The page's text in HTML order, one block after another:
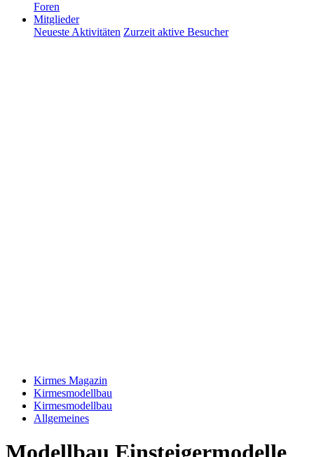
Foren
Mitglieder
Neueste Aktivitäten Zurzeit aktive Besucher
Kirmes Magazin
Kirmesmodellbau
Kirmesmodellbau
Allgemeines